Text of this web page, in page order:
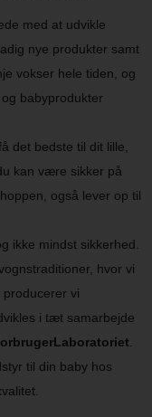
med at udvikle
nye produkter samt
vokser hele tiden, og
babyprodukter
det bedste til dit lille,
kan være sikker på
også lever op til
ikke mindst sikkerhed.
hvor vi
vi
i tæt samarbejde
til din baby hos